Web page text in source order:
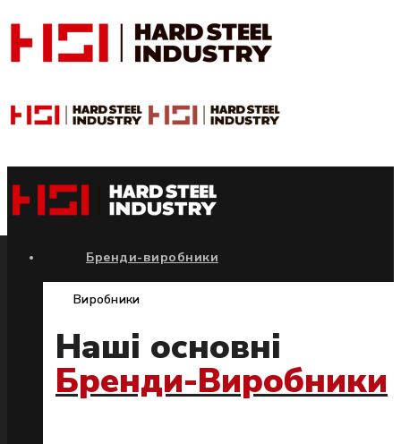
Бренди-виробники
Виробники
Наші основні
Бренди-Виробники